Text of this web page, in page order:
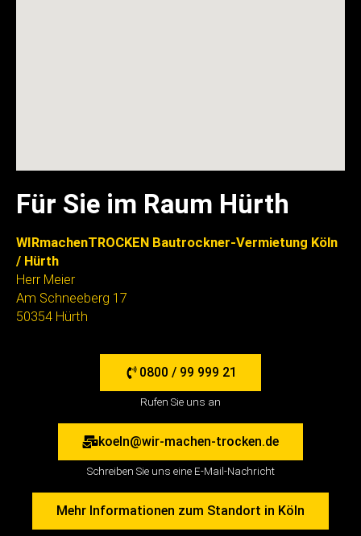
Für Sie im Raum Hürth
WIRmachenTROCKEN Bautrockner-Vermietung Köln
/ Hürth
Herr Meier
Am Schneeberg 17
50354 Hürth
0800 / 99 999 21
Rufen Sie uns an
koeln@wir-machen-trocken.de
Schreiben Sie uns eine E-Mail-Nachricht
Mehr Informationen zum Standort in Köln